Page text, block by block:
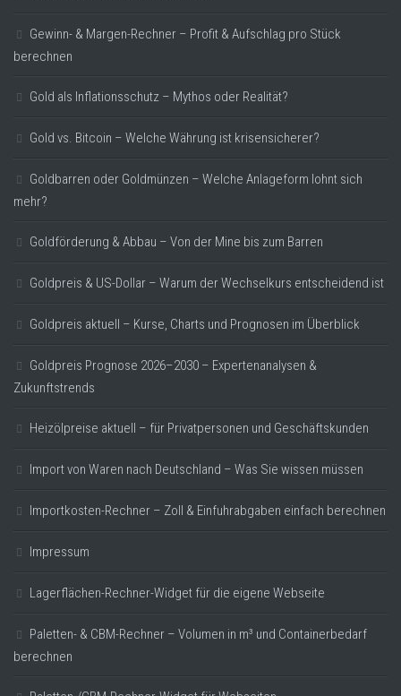
Gewinn- & Margen-Rechner – Profit & Aufschlag pro Stück
berechnen
Gold als Inflationsschutz – Mythos oder Realität?
Gold vs. Bitcoin – Welche Währung ist krisensicherer?
Goldbarren oder Goldmünzen – Welche Anlageform lohnt sich
mehr?
Goldförderung & Abbau – Von der Mine bis zum Barren
Goldpreis & US-Dollar – Warum der Wechselkurs entscheidend ist
Goldpreis aktuell – Kurse, Charts und Prognosen im Überblick
Goldpreis Prognose 2026–2030 – Expertenanalysen &
Zukunftstrends
Heizölpreise aktuell – für Privatpersonen und Geschäftskunden
Import von Waren nach Deutschland – Was Sie wissen müssen
Importkosten-Rechner – Zoll & Einfuhrabgaben einfach berechnen
Impressum
Lagerflächen-Rechner-Widget für die eigene Webseite
Paletten- & CBM-Rechner – Volumen in m³ und Containerbedarf
berechnen